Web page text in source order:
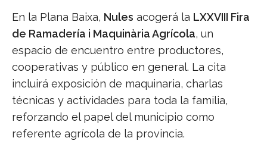
En la Plana Baixa, Nules acogerá la LXXVIII Fira
de Ramadería i Maquinària Agrícola, un
espacio de encuentro entre productores,
cooperativas y público en general. La cita
incluirá exposición de maquinaria, charlas
técnicas y actividades para toda la familia,
reforzando el papel del municipio como
referente agrícola de la provincia.